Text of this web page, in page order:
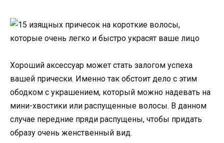
Хороший аксессуар может стать залогом успеха
вашей прически. Именно так обстоит дело с этим
ободком с украшением, который можно надевать на
мини-хвостики или распущенные волосы. В данном
случае передние пряди распущены, чтобы придать
образу очень женственный вид.